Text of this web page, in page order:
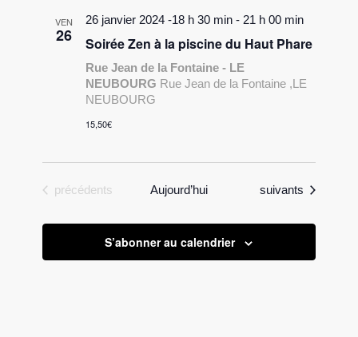
de
vues
VEN
26
26 janvier 2024 -18 h 30 min - 21 h 00 min
Soirée Zen à la piscine du Haut Phare
Rue Jean de la Fontaine - LE
NEUBOURG Rue Jean de la Fontaine ,LE
NEUBOURG
15,50€
Évènements
précédents Aujourd’hui Évènements
suivants
S’abonner au calendrier